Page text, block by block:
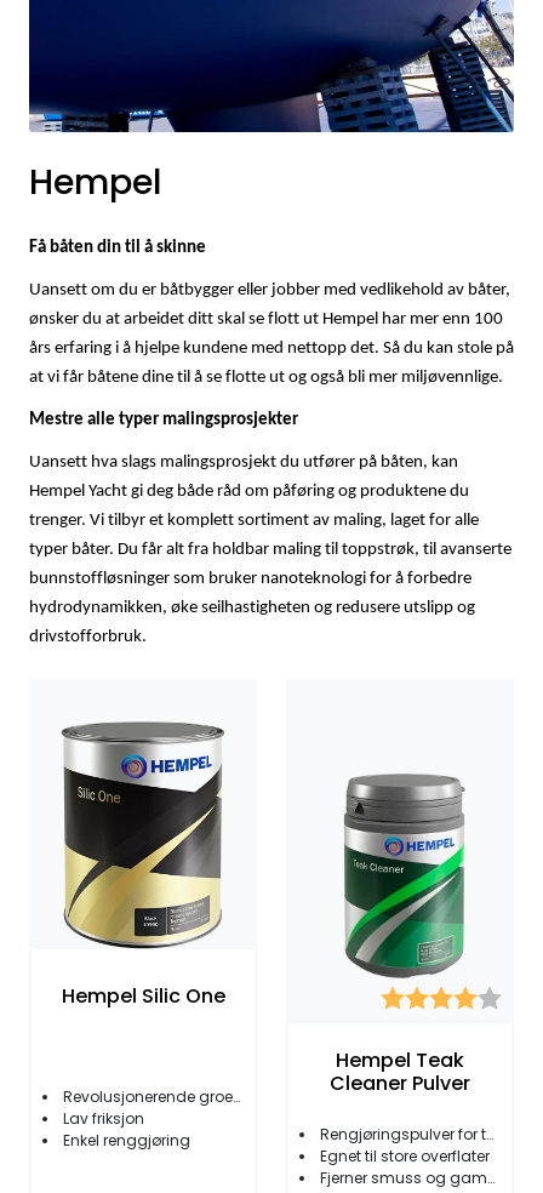
Hempel
Få båten din til å skinne
Uansett om du er båtbygger eller jobber med vedlikehold av båter,
ønsker du at arbeidet ditt skal se flott ut Hempel har mer enn 100
års erfaring i å hjelpe kundene med nettopp det. Så du kan stole på
at vi får båtene dine til å se flotte ut og også bli mer miljøvennlige.
Mestre alle typer malingsprosjekter
Uansett hva slags malingsprosjekt du utfører på båten, kan
Hempel Yacht gi deg både råd om påføring og produktene du
trenger. Vi tilbyr et komplett sortiment av maling, laget for alle
typer båter. Du får alt fra holdbar maling til toppstrøk, til avanserte
bunnstoffløsninger som bruker nanoteknologi for å forbedre
hydrodynamikken, øke seilhastigheten og redusere utslipp og
drivstofforbruk.
Hempel Silic One
Revolusjonerende groeavvisning
Lav friksjon
Enkel renggjøring
Karakter:
Hempel Teak
Cleaner Pulver
Rengjøringspulver for teak
Egnet til store overflater
Fjerner smuss og gammel olje
Outlet
Kampanje